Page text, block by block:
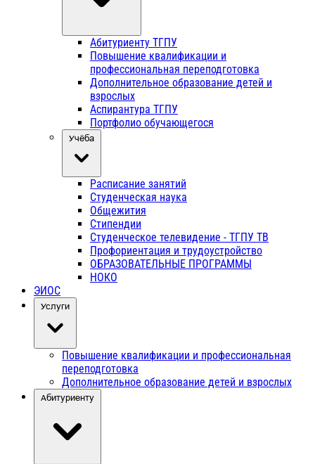
Абитуриенту ТГПУ
Повышение квалификации и
профессиональная переподготовка
Дополнительное образование детей и
взрослых
Аспирантура ТГПУ
Портфолио обучающегося
Учёба
Расписание занятий
Студенческая наука
Общежития
Стипендии
Студенческое телевидение - ТГПУ ТВ
Профориентация и трудоустройство
ОБРАЗОВАТЕЛЬНЫЕ ПРОГРАММЫ
НОКО
ЭИОС
Услуги
Повышение квалификации и профессиональная
переподготовка
Дополнительное образование детей и взрослых
Абитуриенту